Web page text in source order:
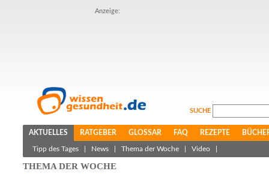
Anzeige:
SUCHE
AKTUELLES RATGEBER GLOSSAR FAQ REZEPTE
Tipp des Tages News Thema der Woche Video
THEMA DER WOCHE